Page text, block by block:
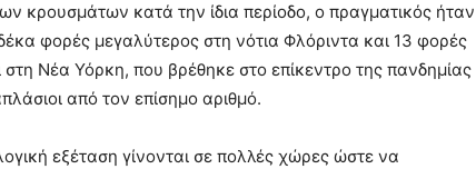
κρουσμάτων κατά την ίδια περίοδο, ο πραγματικός ήταν
φορές μεγαλύτερος στη νότια Φλόριντα και 13 φορές
Νέα Υόρκη, που βρέθηκε στο επίκεντρο της πανδημίας
από τον επίσημο αριθμό.
εξέταση γίνονται σε πολλές χώρες ώστε να